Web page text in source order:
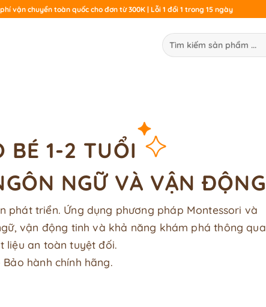
vận chuyển toàn quốc cho đơn từ 300K | Lỗi 1 đổi 1 trong 15 ngày
BÉ 1-2 TUỔI
NGỮ VÀ VẬN ĐỘNG
phát triển. Ứng dụng phương pháp Montessori và
vận động tinh và khả năng khám phá thông qua
liệu an toàn tuyệt đối.
hành chính hãng.